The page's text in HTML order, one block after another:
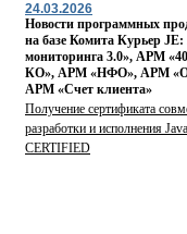
24.03.2026
Новости программных
на базе Комита Курьер
мониторинга 3.0», АРМ
КО», АРМ «НФО», АРМ
АРМ «Счет клиента»
Получение сертификата
разработки и исполнения
CERTIFIED